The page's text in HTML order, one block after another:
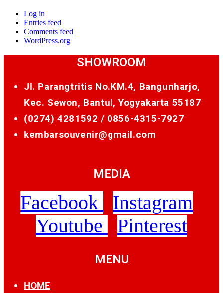
Log in
Entries feed
Comments feed
WordPress.org
SHOWROOM
Jl. Parangtritis No.KM.4, Bangunharjo,
Kec. Sewon, Bantul, Yogyakarta 55187
(0274) 4281592 / 0856-4315-7927
kembarsouvenir@gmail.com
MEDIA
Facebook
Instagram
Youtube
Pinterest
MENU
HOME